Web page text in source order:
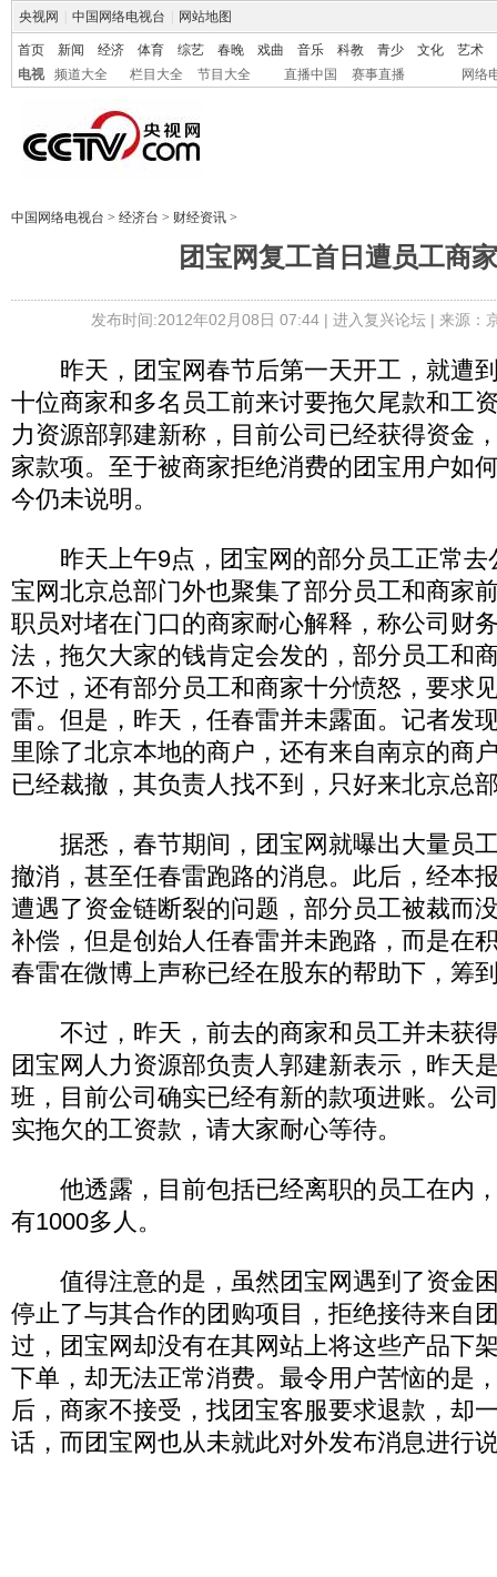
央视网 中国网络电视台 网站地图
首页 新闻 经济 体育 综艺 春晚 戏曲 音乐 科教 青少 文化
艺术
电视
频道大全 栏目大全 节目大全 直播中国 赛事直播 网络
中国网络电视台 > 经济台 > 财经资讯 >
团宝网复工首日遭员工商
发布时间:2012年02月08日 07:44 | 进入复兴论坛| 来源：
昨天，团宝网春节后第一天开工，就遭
十位商家和多名员工前来讨要拖欠尾款和工
力资源部郭建新称，目前公司已经获得资金
家款项。至于被商家拒绝消费的团宝用户如
今仍未说明。
昨天上午9点，团宝网的部分员工正常去
宝网北京总部门外也聚集了部分员工和商家
职员对堵在门口的商家耐心解释，称公司财
法，拖欠大家的钱肯定会发的，部分员工和
不过，还有部分员工和商家十分愤怒，要求
雷。但是，昨天，任春雷并未露面。记者发
里除了北京本地的商户，还有来自南京的商
已经裁撤，其负责人找不到，只好来北京总
据悉，春节期间，团宝网就曝出大量员
撤消，甚至任春雷跑路的消息。此后，经本
遭遇了资金链断裂的问题，部分员工被裁而
补偿，但是创始人任春雷并未跑路，而是在
春雷在微博上声称已经在股东的帮助下，筹
不过，昨天，前去的商家和员工并未获
团宝网人力资源部负责人郭建新表示，昨天
班，目前公司确实已经有新的款项进账。公
实拖欠的工资款，请大家耐心等待。
他透露，目前包括已经离职的员工在内
有1000多人。
值得注意的是，虽然团宝网遇到了资金
停止了与其合作的团购项目，拒绝接待来自
过，团宝网却没有在其网站上将这些产品下
下单，却无法正常消费。最令用户苦恼的是
后，商家不接受，找团宝客服要求退款，却
话，而团宝网也从未就此对外发布消息进行